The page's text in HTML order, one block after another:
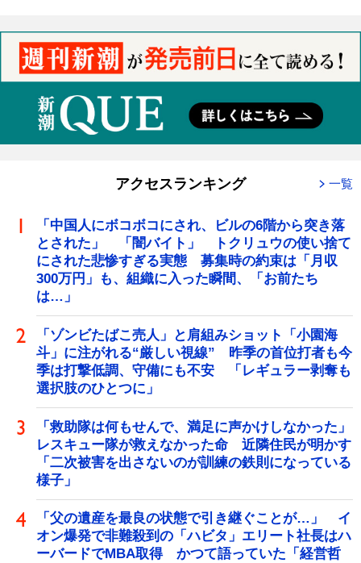
アクセスランキング 一覧
「中国人にボコボコにされ、ビルの6階から突き落
とされた」 「闇バイト」 トクリュウの使い捨て
にされた悲惨すぎる実態 募集時の約束は「月収
300万円」も、組織に入った瞬間、「お前たち
は…」
「ゾンビたばこ売人」と肩組みショット「小園海
斗」に注がれる“厳しい視線” 昨季の首位打者も今
季は打撃低調、守備にも不安 「レギュラー剥奪も
選択肢のひとつに」
「救助隊は何もせんで、満足に声かけしなかった」
レスキュー隊が救えなかった命 近隣住民が明かす
「二次被害を出さないのが訓練の鉄則になっている
様子」
「父の遺産を最良の状態で引き継ぐことが…」 イ
オン爆発で非難殺到の「ハビタ」エリート社長はハ
ーバードでMBA取得 かつて語っていた「経営哲